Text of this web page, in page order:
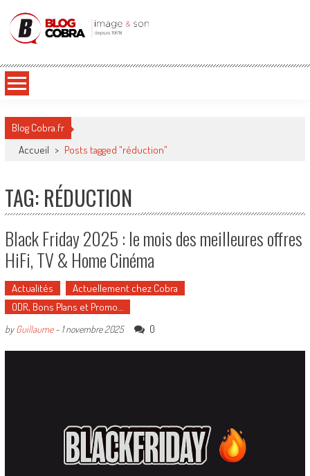
Blog Cobra
Blog Cobra.fr
Accueil > Posts tagged "réduction"
TAG: RÉDUCTION
Black Friday 2025 : le mois des meilleures offres
HiFi, TV & Home Cinéma
Actualités
Actuellement chez Cobra
ODR, Bons Plans et Promo…
byGuillaume- 1 novembre 2025 0